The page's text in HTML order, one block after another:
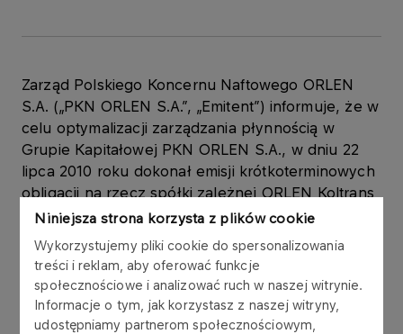
Niniejsza strona korzysta z plików cookie
Wykorzystujemy pliki cookie do spersonalizowania
treści i reklam, aby oferować funkcje
społecznościowe i analizować ruch w naszej witrynie.
Informacje o tym, jak korzystasz z naszej witryny,
udostępniamy partnerom społecznościowym,
Zarząd Polskiego Koncernu Naftowego ORLEN
S.A. („PKN ORLEN S.A.”, „Emitent”) informuje, że w
celu optymalizacji zarządzania płynnością w
Grupie Kapitałowej PKN ORLEN S.A., w dniu 22
lipca 2010 roku dokonał emisji krótkoterminowych
obligacji na rzecz spółki zależnej ORLEN Koltrans
Sp. z o.o. („ORLEN Koltrans”), w ramach Programu
emisji obligacji, który Emitent podpisał z
konsorcjum 6 banków w listopadzie 2006 roku.
Obligacje są wykorzystywane w zarządzaniu
kapitałem obrotowym Grupy Kapitałowej PKN